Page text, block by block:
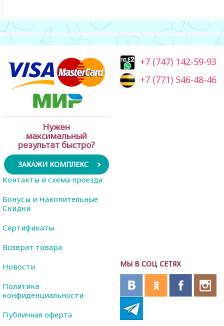
Нужен
максимальный
результат быстро?
ЗАКАЖИ КОМПЛЕКС
+7 (747) 142-59-93
+7 (771) 546-48-46
МЫ В СОЦ СЕТЯХ
Контакты и схема проезда
Бонусы и Накопительные
Скидки
Сертификаты
Возврат товара
Новости
Политика
конфиденциальности
Публичная оферта